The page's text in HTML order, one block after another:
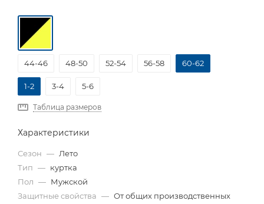
44-46 48-50 52-54 56-58 60-62
1-2 3-4 5-6
Таблица размеров
Характеристики
Сезон — Лето
Тип — куртка
Пол — Мужской
Защитные свойства — От общих производственных